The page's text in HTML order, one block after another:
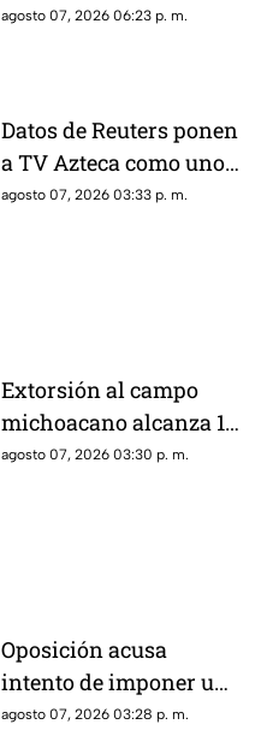
causaron indignación en redes
agosto 07, 2026 06:23 p. m.
Datos de Reuters ponen
a TV Azteca como uno
de los medios con
agosto 07, 2026 03:33 p. m.
Extorsión al campo
michoacano alcanza 18
mil millones de pesos;
agosto 07, 2026 03:30 p. m.
Oposición acusa
intento de imponer una
sola narrativa y limitar
agosto 07, 2026 03:28 p. m.